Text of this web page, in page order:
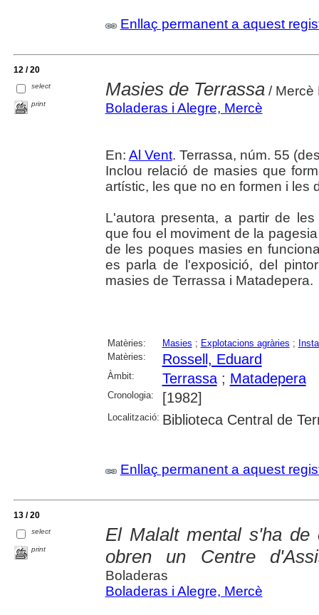
Enllaç permanent a aquest
12 / 20
select
print
Masies de Terrassa/ Mercè
Boladeras i Alegre, Mercè
En: Al Vent. Terrassa, núm. 55
Inclou relació de masies que
artístic, les que no en formen i les
L'autora presenta, a partir de
que fou el moviment de la
de les poques masies en
es parla de l'exposició, del
masies de Terrassa i Matadepera.
Matèries: Masies ; Explotacions agràries ;
Matèries:
Rossell, Eduard
Àmbit: Terrassa; Matadepera
Cronologia: [1982]
Localització: Biblioteca Central de
Enllaç permanent a aquest
13 / 20
select
print
El Malalt mental s'ha
obren un Centre
Boladeras
Boladeras i Alegre, Mercè